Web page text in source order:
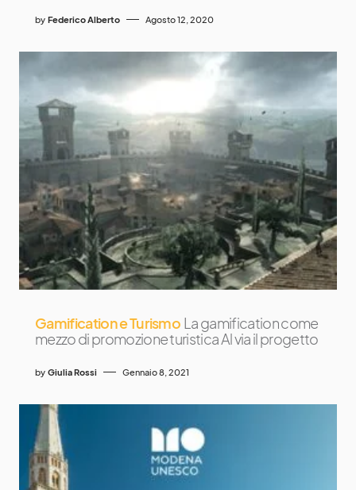
by Federico Alberto Agosto 12, 2020
Gamification e Turismo La gamification come
mezzo di promozione turistica Al via il progetto
by Giulia Rossi Gennaio 8, 2021